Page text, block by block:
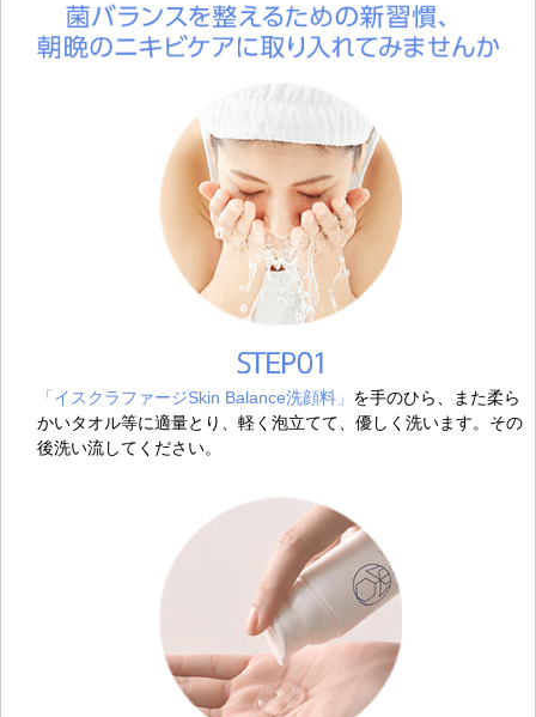
「イスクラファージSkin Balance洗顔料」 を手のひら、また柔ら
かいタオル等に適量とり、軽く泡立てて、優しく洗います。その
後洗い流してください。